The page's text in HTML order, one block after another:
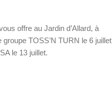
offre au Jardin d’Allard, à
TOSS’N TURN le 6 juillet
le 13 juillet.